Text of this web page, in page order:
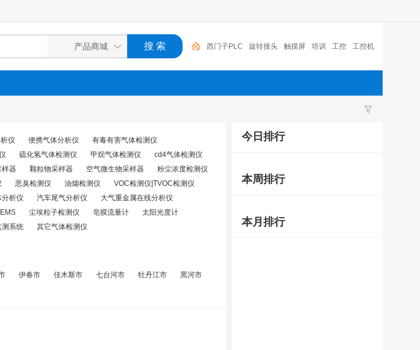
西门子PLC 旋转接头 触摸屏 培训 工控 工控机
变送器 球阀 plc 阀门
仪 便携气体分析仪
有毒有害气体检测仪
硫化氢气体检测仪 甲烷气体检测仪
cd4气体检测仪
样器 颗粒物采样器 空气微生物采样器
粉尘浓度检测仪
恶臭检测仪 油烟检测仪
VOC检测仪|TVOC检测仪
析仪 汽车尾气分析仪
大气重金属在线分析仪
尘埃粒子检测仪 皂膜流量计
太阳光度计
测系统 其它气体检测仪
伊春市 佳木斯市 七台河市 牡丹江市
黑河市
今日排行
本周排行
本月排行